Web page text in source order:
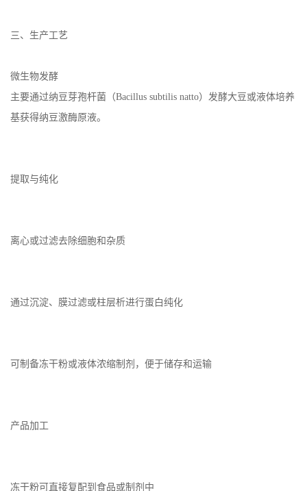
三、生产工艺
微生物发酵
主要通过纳豆芽孢杆菌（Bacillus subtilis natto）发酵大豆或液体培养
基获得纳豆激酶原液。
提取与纯化
离心或过滤去除细胞和杂质
通过沉淀、膜过滤或柱层析进行蛋白纯化
可制备冻干粉或液体浓缩制剂，便于储存和运输
产品加工
冻干粉可直接复配到食品或制剂中